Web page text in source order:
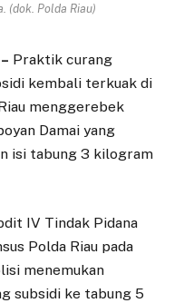
(dok. Polda Riau)
Praktik curang
kembali terkuak di
menggerebek
Damai yang
isi tabung 3 kilogram
IV Tindak Pidana
Polda Riau pada
menemukan
subsidi ke tabung 5